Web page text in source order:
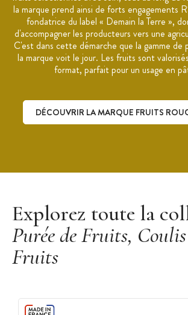
A conserver dans un endroit frais et sec.
conserver 3 jours au réfrigérateur entre 4
Nutri-Score: A (A à E)
Energie: 116 kcal pour 100g
Purée sucrée et pasteurisée
Marque : Fruits Rouges & Co
la marque prend ainsi de forts engagements
fondatrice du label « Demain la Terre »,
d'accompagner les producteurs vers une
C'est dans cette démarche que la gamme de
la marque voit le jour. Les fruits sont
format, parfait pour un usage en
DÉCOUVRIR LA MARQUE FRUITS
Explorez toute la
Purée de Fruits,
Fruits